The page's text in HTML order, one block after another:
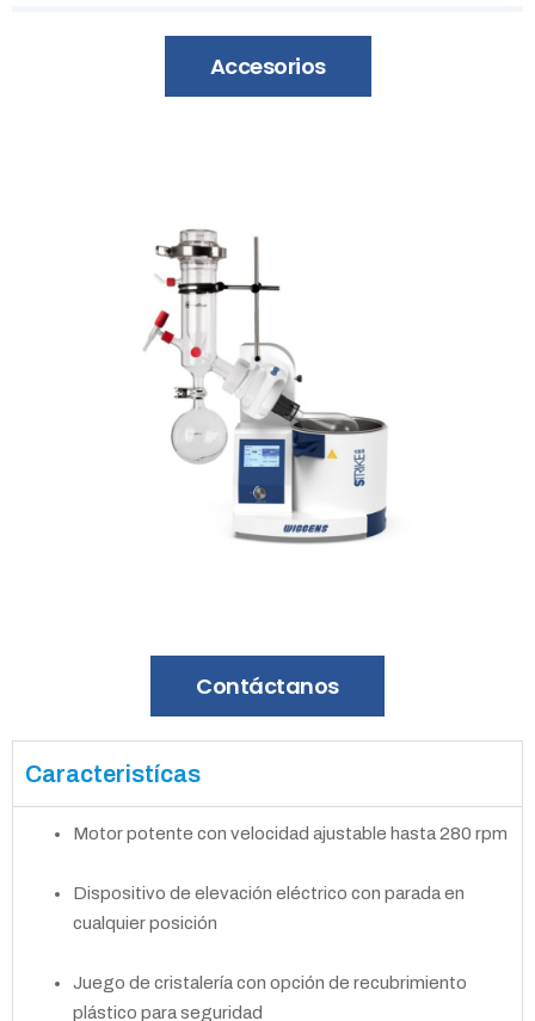
Accesorios
Contáctanos
Caracteristícas
Motor potente con velocidad ajustable hasta 280 rpm
Dispositivo de elevación eléctrico con parada en
cualquier posición
Juego de cristalería con opción de recubrimiento
plástico para seguridad